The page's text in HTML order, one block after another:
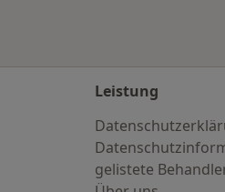
Leistung
gelistete